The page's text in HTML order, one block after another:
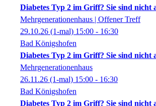
Diabetes Typ 2 im Griff? Sie sind nicht
Mehrgenerationenhaus | Offener Treff
29.10.26 (1-mal) 15:00 - 16:30
Bad Königshofen
Diabetes Typ 2 im Griff? Sie sind nicht
Mehrgenerationenhaus
26.11.26 (1-mal) 15:00 - 16:30
Bad Königshofen
Diabetes Typ 2 im Griff? Sie sind nicht